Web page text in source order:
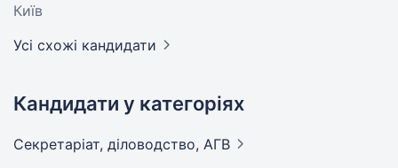
Київ
Усі схожі кандидати
Кандидати у категоріях
Секретаріат, діловодство, АГВ